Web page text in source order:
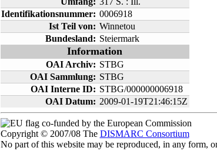
Identifikationsnummer: 0006918
Ist Teil von: Winnetou
Bundesland: Steiermark
Information
OAI Archiv: STBG
OAI Sammlung: STBG
OAI Interne ID: STBG/000000006918
OAI Datum: 2009-01-19T21:46:15Z
co-funded by the European Commission
Copyright © 2007/08 The DISMARC Consortium
No part of this website may be reproduced, in any